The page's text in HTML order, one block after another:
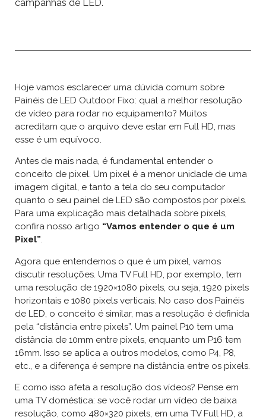
campanhas de LED.
Hoje vamos esclarecer uma dúvida comum sobre
Painéis de LED Outdoor Fixo: qual a melhor resolução
de vídeo para rodar no equipamento? Muitos
acreditam que o arquivo deve estar em Full HD, mas
esse é um equívoco.
Antes de mais nada, é fundamental entender o
conceito de pixel. Um pixel é a menor unidade de uma
imagem digital, e tanto a tela do seu computador
quanto o seu painel de LED são compostos por pixels.
Para uma explicação mais detalhada sobre pixels,
confira nosso artigo “Vamos entender o que é um
Pixel”.
Agora que entendemos o que é um pixel, vamos
discutir resoluções. Uma TV Full HD, por exemplo, tem
uma resolução de 1920×1080 pixels, ou seja, 1920 pixels
horizontais e 1080 pixels verticais. No caso dos Painéis
de LED, o conceito é similar, mas a resolução é definida
pela “distância entre pixels”. Um painel P10 tem uma
distância de 10mm entre pixels, enquanto um P16 tem
16mm. Isso se aplica a outros modelos, como P4, P8,
etc., e a diferença é sempre na distância entre os pixels.
E como isso afeta a resolução dos vídeos? Pense em
uma TV doméstica: se você rodar um vídeo de baixa
resolução, como 480×320 pixels, em uma TV Full HD, a